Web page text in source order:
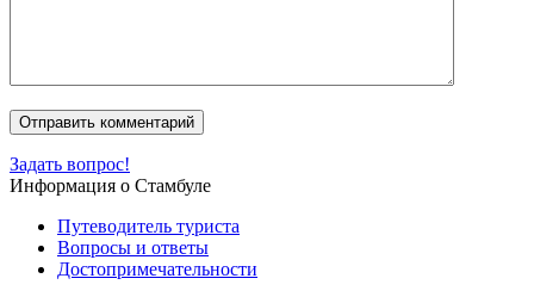
Задать вопрос!
Информация о Стамбуле
Путеводитель туриста
Вопросы и ответы
Достопримечательности